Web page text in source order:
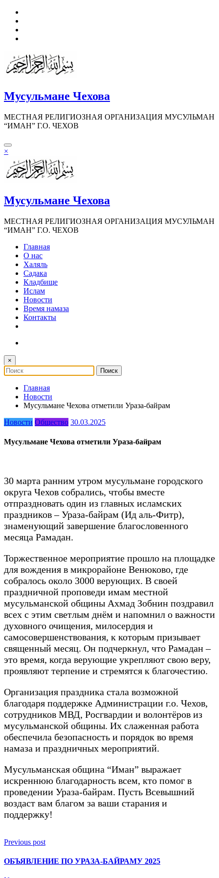
Перейти
содержимому
Мусульмане Чехова
МЕСТНАЯ РЕЛИГИОЗНАЯ ОРГАНИЗАЦИЯ МУСУЛЬМАН
“ИМАН” Г.О. ЧЕХОВ
×
Мусульмане Чехова
МЕСТНАЯ РЕЛИГИОЗНАЯ ОРГАНИЗАЦИЯ МУСУЛЬМАН
“ИМАН” Г.О. ЧЕХОВ
Главная
О нас
Халяль
Садака
Кладбище
Ислам
Новости
Время намаза
Контакты
×
Главная
Новости
Мусульмане Чехова отметили Ураза-байрам
Новости Общество 30.03.2025
Мусульмане Чехова отметили Ураза-байрам
30 марта ранним утром мусульмане городского
округа Чехов собрались, чтобы вместе
отпраздновать один из главных исламских
праздников – Ураза-байрам (Ид аль-Фитр),
знаменующий завершение благословенного
месяца Рамадан.
Торжественное мероприятие прошло на площадке
для вождения в микрорайоне Венюково, где
собралось около 3000 верующих. В своей
праздничной проповеди имам местной
мусульманской общины Ахмад Зобнин поздравил
всех с этим светлым днём и напомнил о важности
духовного очищения, милосердия и
самосовершенствования, к которым призывает
священный месяц. Он подчеркнул, что Рамадан –
это время, когда верующие укрепляют свою веру,
проявляют терпение и стремятся к благочестию.
Организация праздника стала возможной
благодаря поддержке Администрации г.о. Чехов,
сотрудников МВД, Росгвардии и волонтёров из
мусульманской общины. Их слаженная работа
обеспечила безопасность и порядок во время
намаза и праздничных мероприятий.
Мусульманская община “Иман” выражает
искреннюю благодарность всем, кто помог в
проведении Ураза-байрам. Пусть Всевышний
воздаст вам благом за ваши старания и
поддержку!
Previous post
ОБЪЯВЛЕНИЕ ПО УРАЗА-БАЙРАМУ 2025